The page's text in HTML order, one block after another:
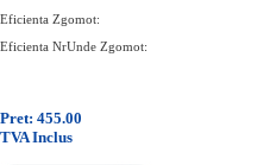
Eficienta Zgomot:
Eficienta NrUnde Zgomot:
Pret: 455.00
TVA Inclus